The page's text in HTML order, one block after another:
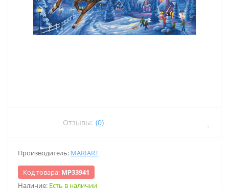
Отзывы: (0)
Производитель: MARIART
Код товара: МР33941
Наличие: Есть в наличии